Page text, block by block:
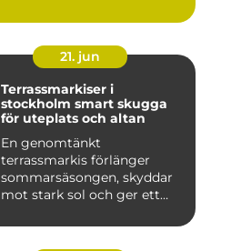
21. jun
Terrassmarkiser i
stockholm smart skugga
för uteplats och altan
En genomtänkt
terrassmarkis förlänger
sommarsäsongen, skyddar
mot stark sol och ger ett